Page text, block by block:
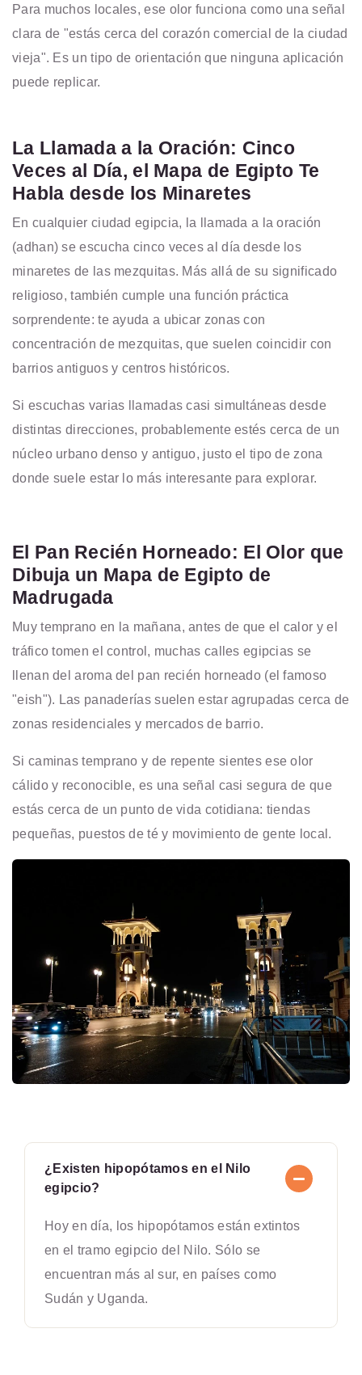
Para muchos locales, ese olor funciona como una señal
clara de "estás cerca del corazón comercial de la ciudad
vieja". Es un tipo de orientación que ninguna aplicación
puede replicar.
La Llamada a la Oración: Cinco
Veces al Día, el Mapa de Egipto Te
Habla desde los Minaretes
En cualquier ciudad egipcia, la llamada a la oración
(adhan) se escucha cinco veces al día desde los
minaretes de las mezquitas. Más allá de su significado
religioso, también cumple una función práctica
sorprendente: te ayuda a ubicar zonas con
concentración de mezquitas, que suelen coincidir con
barrios antiguos y centros históricos.
Si escuchas varias llamadas casi simultáneas desde
distintas direcciones, probablemente estés cerca de un
núcleo urbano denso y antiguo, justo el tipo de zona
donde suele estar lo más interesante para explorar.
El Pan Recién Horneado: El Olor que
Dibuja un Mapa de Egipto de
Madrugada
Muy temprano en la mañana, antes de que el calor y el
tráfico tomen el control, muchas calles egipcias se
llenan del aroma del pan recién horneado (el famoso
"eish"). Las panaderías suelen estar agrupadas cerca de
zonas residenciales y mercados de barrio.
Si caminas temprano y de repente sientes ese olor
cálido y reconocible, es una señal casi segura de que
estás cerca de un punto de vida cotidiana: tiendas
pequeñas, puestos de té y movimiento de gente local.
¿Existen hipopótamos en el Nilo
egipcio?
Hoy en día, los hipopótamos están extintos
en el tramo egipcio del Nilo. Sólo se
encuentran más al sur, en países como
Sudán y Uganda.